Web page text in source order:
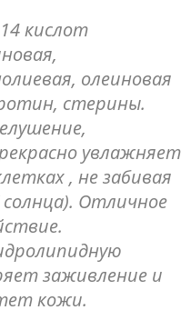
кислот
олеиновая
стерины.
увлажняет
, не забивая
Отличное
заживление и
кожи.